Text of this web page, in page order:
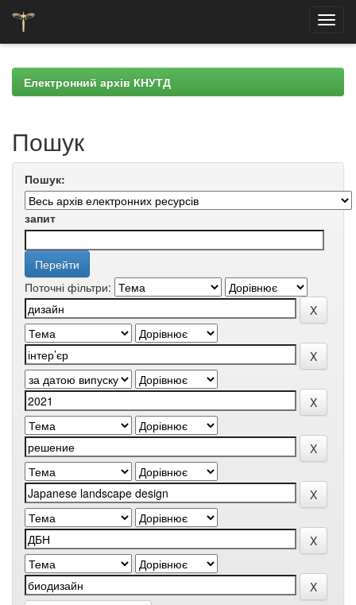
navigationЕлектронний архів КНУТД
Пошук
Пошук:
запит
Поточні фільтри: